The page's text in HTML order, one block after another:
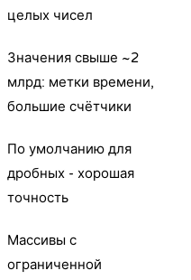
целых чисел
Значения свыше ~2
млрд: метки времени,
большие счётчики
По умолчанию для
дробных - хорошая
точность
Массивы с
ограниченной